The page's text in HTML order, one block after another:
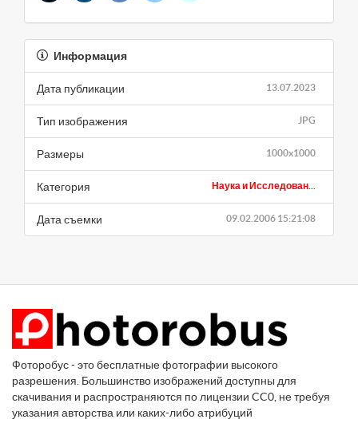
Информация
13.07.2023
Дата публикации
JPG
Тип изображения
1000x1000
Размеры
Наука и Исследован...
Категория
09.02.2006 15:21:08
Дата съемки
Фоторобус - это бесплатные фотографии высокого
разрешения. Большинство изображений доступны для
скачивания и распространяются по лицензии CC0, не требуя
указания авторства или каких-либо атрибуций